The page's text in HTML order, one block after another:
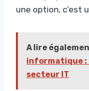
une option, c’est
A lire
informatique :
secteur IT